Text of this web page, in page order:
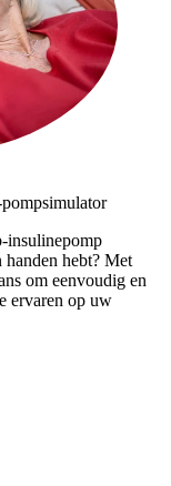
insulinepomp
handen hebt? Met
om eenvoudig en
ervaren op uw